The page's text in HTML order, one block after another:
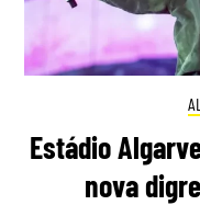
Estádio
nova